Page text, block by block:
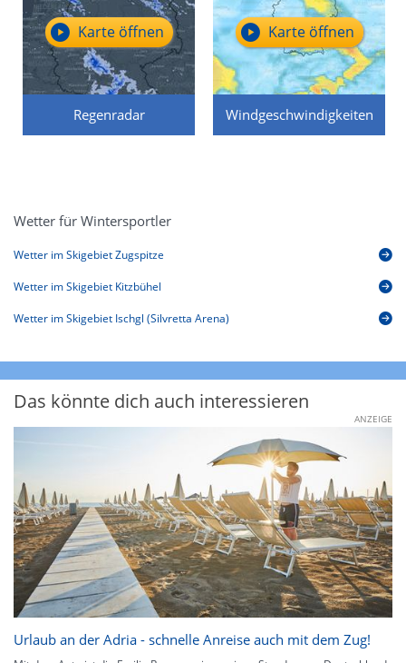
Regenradar
Karte öffnen
Windgeschwindigkeiten
Karte öffnen
Wetter für Wintersportler
Wetter im Skigebiet Zugspitze
Wetter im Skigebiet Kitzbühel
Wetter im Skigebiet Ischgl (Silvretta Arena)
Das könnte dich auch interessieren
ANZEIGE
Urlaub an der Adria - schnelle Anreise auch mit dem Zug!